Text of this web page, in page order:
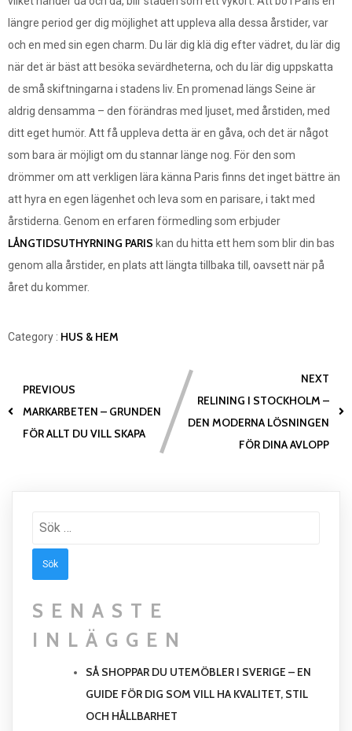
längre period ger dig möjlighet att uppleva alla dessa årstider, var
och en med sin egen charm. Du lär dig klä dig efter vädret, du lär dig
när det är bäst att besöka sevärdheterna, och du lär dig uppskatta
de små skiftningarna i stadens liv. En promenad längs Seine är
aldrig densamma – den förändras med ljuset, med årstiden, med
ditt eget humör. Att få uppleva detta är en gåva, och det är något
som bara är möjligt om du stannar länge nog. För den som
drömmer om att verkligen lära känna Paris finns det inget bättre än
att hyra en egen lägenhet och leva som en parisare, i takt med
årstiderna. Genom en erfaren förmedling som erbjuder
LÅNGTIDSUTHYRNING PARIS kan du hitta ett hem som blir din bas
genom alla årstider, en plats att längta tillbaka till, oavsett när på
året du kommer.
Category : HUS & HEM
PREVIOUS
MARKARBETEN – GRUNDEN
FÖR ALLT DU VILL SKAPA
NEXT
RELINING I STOCKHOLM –
DEN MODERNA LÖSNINGEN
FÖR DINA AVLOPP
Sök
SENASTE
INLÄGGEN
SÅ SHOPPAR DU UTEMÖBLER I SVERIGE – EN
GUIDE FÖR DIG SOM VILL HA KVALITET, STIL
OCH HÅLLBARHET